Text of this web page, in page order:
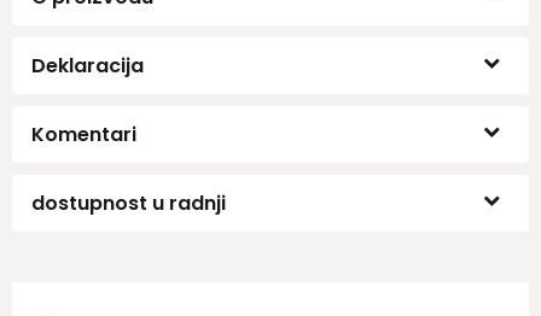
Deklaracija
Komentari
dostupnost u radnji